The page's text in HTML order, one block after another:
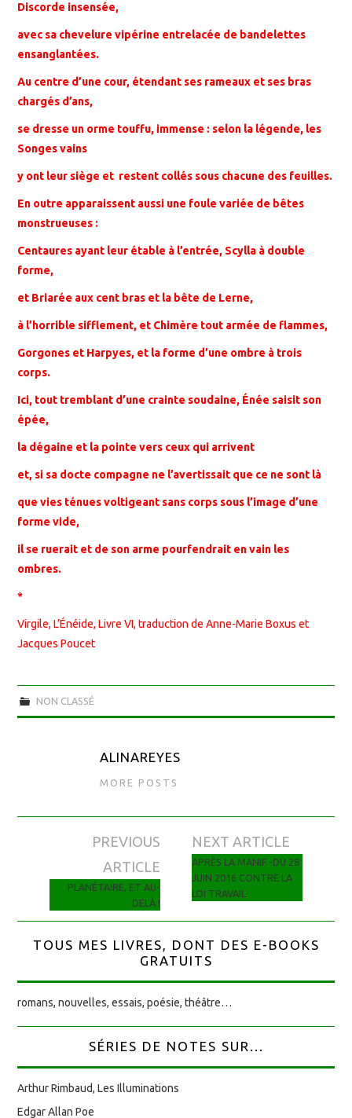
Discorde insensée,
avec sa chevelure vipérine entrelacée de bandelettes
ensanglantées.
Au centre d’une cour, étendant ses rameaux et ses bras
chargés d’ans,
se dresse un orme touffu, immense : selon la légende, les
Songes vains
y ont leur siège et restent collés sous chacune des feuilles.
En outre apparaissent aussi une foule variée de bêtes
monstrueuses :
Centaures ayant leur étable à l’entrée, Scylla à double
forme,
et Briarée aux cent bras et la bête de Lerne,
à l’horrible sifflement, et Chimère tout armée de flammes,
Gorgones et Harpyes, et la forme d’une ombre à trois
corps.
Ici, tout tremblant d’une crainte soudaine, Énée saisit son
épée,
la dégaine et la pointe vers ceux qui arrivent
et, si sa docte compagne ne l’avertissait que ce ne sont là
que vies ténues voltigeant sans corps sous l’image d’une
forme vide,
il se ruerait et de son arme pourfendrait en vain les
ombres.
*
Virgile, L’Énéide, Livre VI,traduction de Anne-Marie Boxus et
Jacques Poucet
NON CLASSÉ
ALINAREYES
MORE POSTS
Navigation des articles
PREVIOUS
ARTICLE
PLANÉTAIRE, ET AU-
DELÀ !
NEXT ARTICLE
APRÈS LA MANIF -DU 28
JUIN 2016 CONTRE LA
LOI TRAVAIL
TOUS MES LIVRES, DONT DES E-BOOKS
GRATUITS
romans, nouvelles, essais, poésie, théâtre…
SÉRIES DE NOTES SUR...
Arthur Rimbaud, Les Illuminations
Edgar Allan Poe